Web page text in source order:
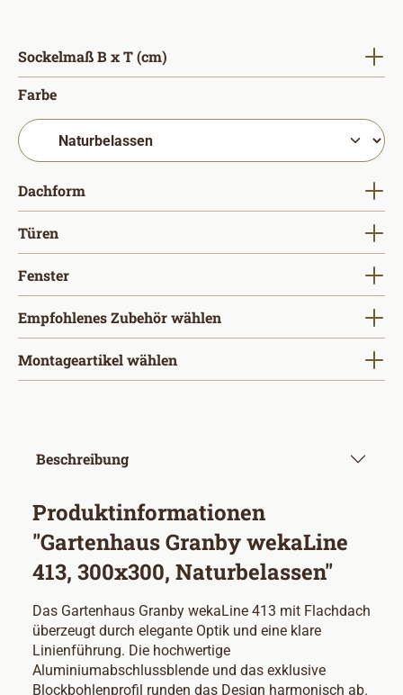
Sockelmaß B x T (cm)
Farbeauswählen
Dachform
Türen
Fensterauswählen
Empfohlenes Zubehör wählen
Montageartikel wählen
Beschreibung
Produktinformationen
"Gartenhaus Granby wekaLine
413, 300x300, Naturbelassen"
Das Gartenhaus Granby wekaLine 413 mit Flachdach
überzeugt durch elegante Optik und eine klare
Linienführung. Die hochwertige
Aluminiumabschlussblende und das exklusive
Blockbohlenprofil runden das Design harmonisch ab.